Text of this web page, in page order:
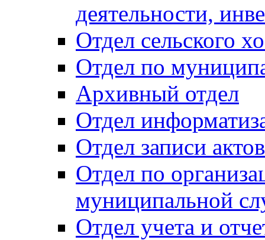
деятельности,
Отдел сельского
Отдел по
Архивный отдел
Отдел
Отдел записи
Отдел по
муниципальной
Отдел учета и